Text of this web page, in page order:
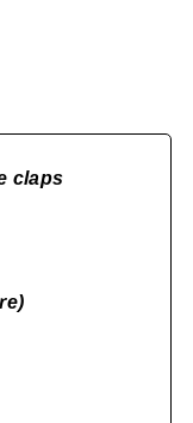
claps